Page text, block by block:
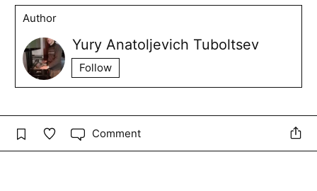
Author
Yury Anatoljevich Tuboltsev
Follow
Comment